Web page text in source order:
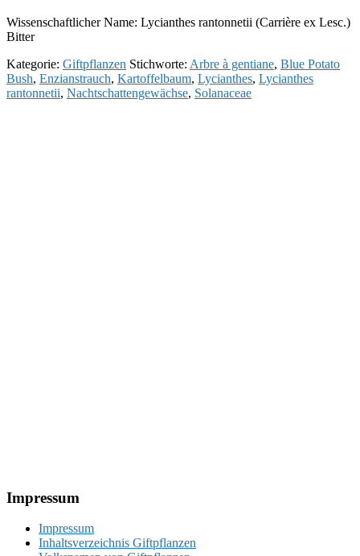
Wissenschaftlicher Name: Lycianthes rantonnetii (Carrière ex Lesc.)
Bitter
Kategorie: Giftpflanzen Stichworte: Arbre à gentiane, Blue Potato
Bush, Enzianstrauch, Kartoffelbaum, Lycianthes, Lycianthes
rantonnetii, Nachtschattengewächse, Solanaceae
Footer
Impressum
Impressum
Inhaltsverzeichnis Giftpflanzen